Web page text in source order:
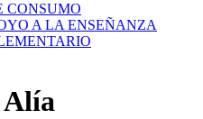
CONSUMO
A LA ENSEÑANZA